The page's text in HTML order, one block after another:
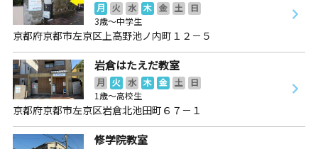
月 火 水 木 金 土
日
3歳～中学生
京都府京都市左京区上高野池ノ内町１２－５
岩倉はたえだ教室
月 火 水 木 金 土
日
1歳～高校生
京都府京都市左京区岩倉北池田町６７－１
修学院教室